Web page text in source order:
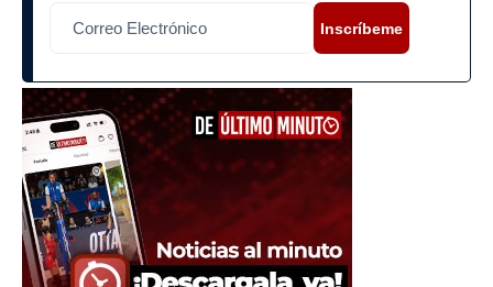
Inscríbeme